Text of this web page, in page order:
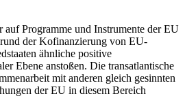
Programme und Instrumente der EU
der Kofinanzierung von EU-
ähnliche positive
Ebene anstoßen. Die transatlantische
mit anderen gleich gesinnten
der EU in diesem Bereich